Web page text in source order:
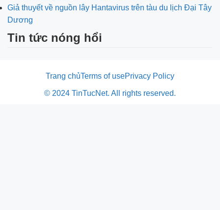
Giả thuyết về nguồn lây Hantavirus trên tàu du lịch Đại Tây
Dương
Tin tức nóng hổi
Trang chủTerms of usePrivacy Policy
© 2024 TinTucNet. All rights reserved.